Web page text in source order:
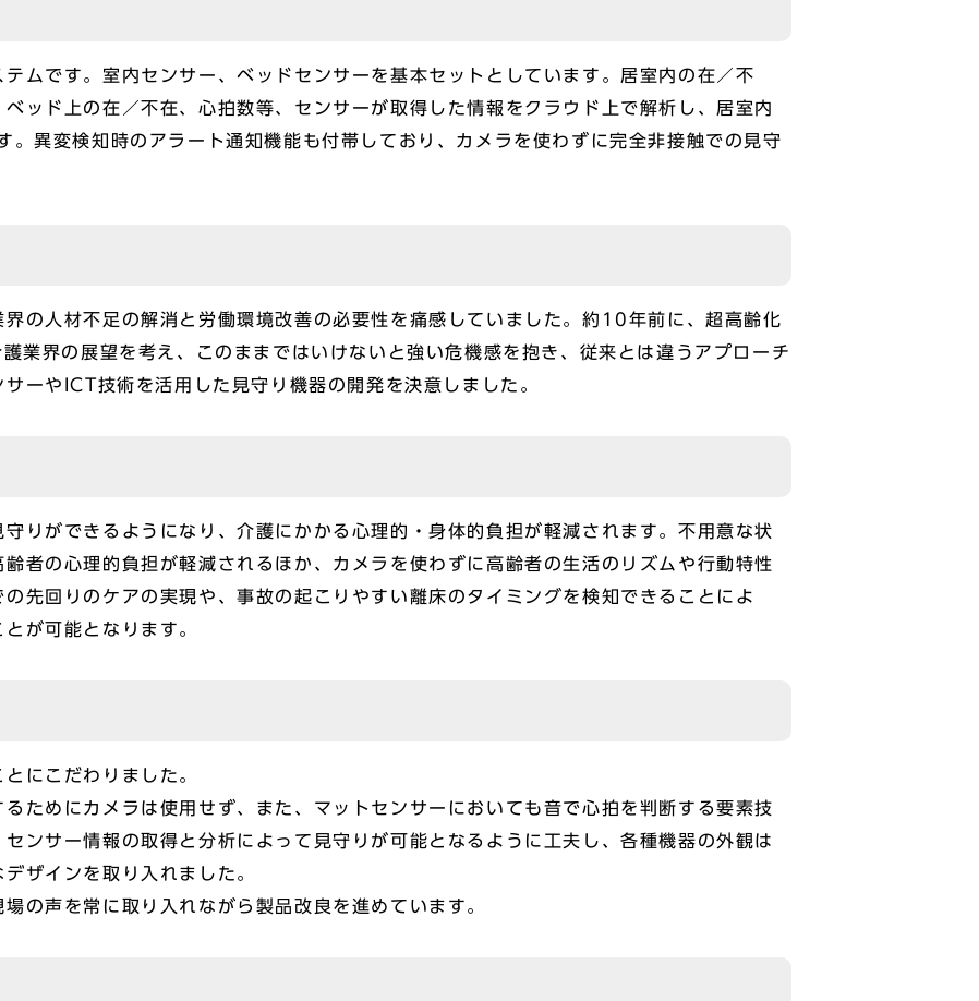
ムです。室内センサー、ベッドセンサーを基本セットとしています。居室内の在／不
ッド上の在／不在、心拍数等、センサーが取得した情報をクラウド上で解析し、居室内
。異変検知時のアラート通知機能も付帯しており、カメラを使わずに完全非接触での見守
の人材不足の解消と労働環境改善の必要性を痛感していました。約10年前に、超高齢化
業界の展望を考え、このままではいけないと強い危機感を抱き、従来とは違うアプローチ
ーやICT技術を活用した見守り機器の開発を決意しました。
りができるようになり、介護にかかる心理的・身体的負担が軽減されます。不用意な状
者の心理的負担が軽減されるほか、カメラを使わずに高齢者の生活のリズムや行動特性
先回りのケアの実現や、事故の起こりやすい離床のタイミングを検知できることによ
が可能となります。
にこだわりました。
ためにカメラは使用せず、また、マットセンサーにおいても音で心拍を判断する要素技
ンサー情報の取得と分析によって見守りが可能となるように工夫し、各種機器の外観は
ザインを取り入れました。
の声を常に取り入れながら製品改良を進めています。